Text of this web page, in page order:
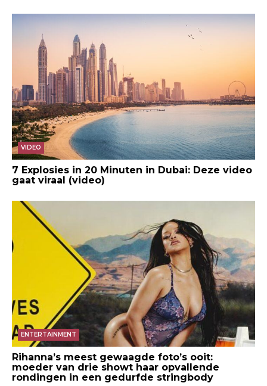
VIDEO
7 Explosies in 20 Minuten in Dubai: Deze video
gaat viraal (video)
ENTERTAINMENT
Rihanna’s meest gewaagde foto’s ooit:
moeder van drie showt haar opvallende
rondingen in een gedurfde stringbody